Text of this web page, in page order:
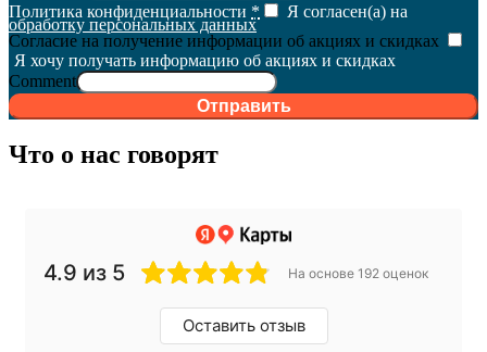
Политика конфиденциальности * Я согласен(а) на
обработку персональных данных
Согласие на получение информации об акциях и скидках
Я хочу получать информацию об акциях и скидках
Comment
Отправить
Что о нас говорят
4.9 из 5 На основе 192 оценок
Оставить отзыв